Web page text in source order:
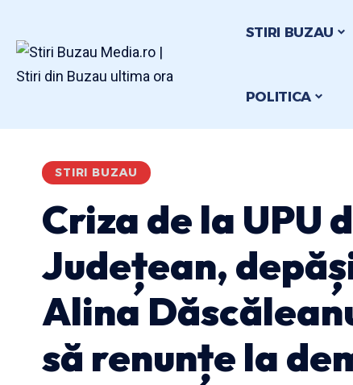
STIRI BUZAU
POLITICA
STIRI BUZAU
Criza de la UPU
Județean,
Alina
să renunțe la